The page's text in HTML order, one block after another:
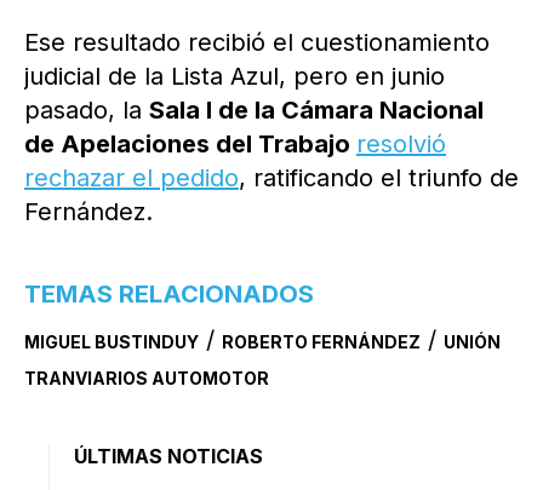
Ese resultado recibió el cuestionamiento
judicial de la Lista Azul, pero en junio
pasado, la Sala I de la Cámara Nacional
de Apelaciones del Trabajo resolvió
rechazar el pedido, ratificando el triunfo de
Fernández.
TEMAS RELACIONADOS
MIGUEL BUSTINDUY / ROBERTO FERNÁNDEZ / UNIÓN
TRANVIARIOS AUTOMOTOR
ÚLTIMAS NOTICIAS